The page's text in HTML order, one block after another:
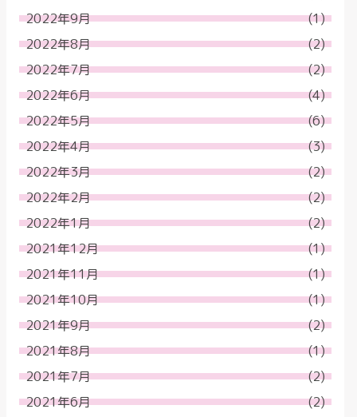
2022年9月
(1)
2022年8月
(2)
2022年7月
(2)
2022年6月
(4)
2022年5月
(6)
2022年4月
(3)
2022年3月
(2)
2022年2月
(2)
2022年1月
(2)
2021年12月
(1)
2021年11月
(1)
2021年10月
(1)
2021年9月
(2)
2021年8月
(1)
2021年7月
(2)
2021年6月
(2)